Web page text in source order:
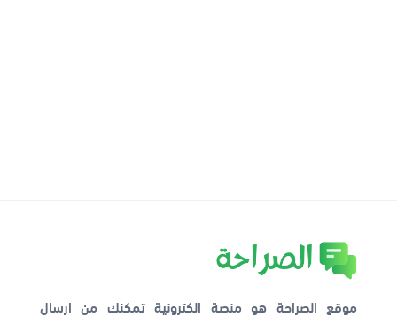
موقع الصراحة هو منصة الكترونية تمكنك من ارسال